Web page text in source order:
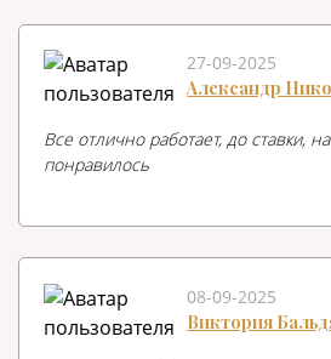
27-09-2025
Александр
Все отлично работает, до ставки,
понравилось
08-09-2025
Виктория